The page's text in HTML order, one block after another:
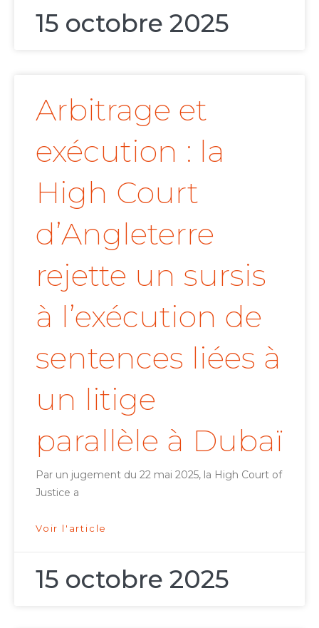
15 octobre 2025
Arbitrage et
exécution : la
High Court
d’Angleterre
rejette un sursis
à l’exécution de
sentences liées à
un litige
parallèle à Dubaï
Par un jugement du 22 mai 2025, la High Court of
Justice a
Voir l'article
15 octobre 2025